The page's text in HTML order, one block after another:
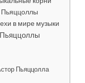
Пьяццоллы
в мире музыки
Пьяццолла